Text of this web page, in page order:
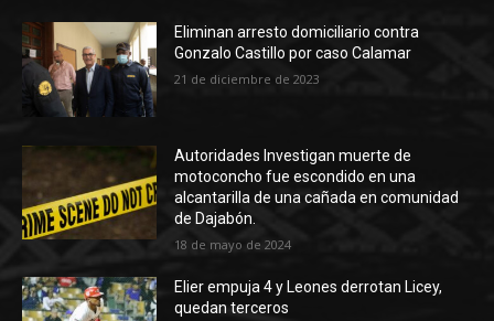
Eliminan arresto domiciliario contra
Gonzalo Castillo por caso Calamar
21 de diciembre de 2023
Autoridades Investigan muerte de
motoconcho fue escondido en una
alcantarilla de una cañada en comunidad
de Dajabón.
18 de mayo de 2024
Elier empuja 4 y Leones derrotan Licey,
quedan terceros